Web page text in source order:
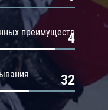
преимуществ
4
32